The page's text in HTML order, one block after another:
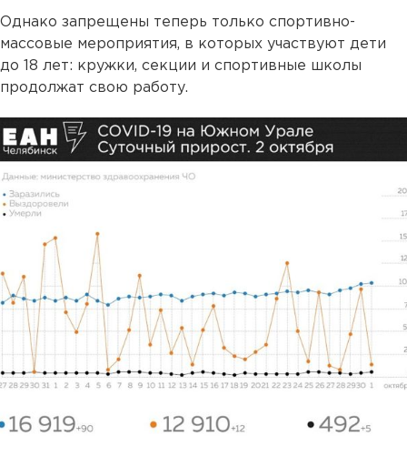
Однако запрещены теперь только спортивно-
массовые мероприятия, в которых участвуют дети
до 18 лет: кружки, секции и спортивные школы
продолжат свою работу.